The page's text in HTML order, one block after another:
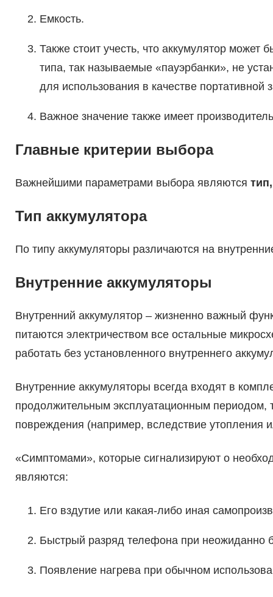
Емкость.
Также стоит учесть, что аккумулятор
типа, так называемые «пауэрбанки», не
для использования в качестве портативной
Важное значение также имеет
Главные критерии выбора
Важнейшими параметрами выбора являются
Тип аккумулятора
По типу аккумуляторы различаются на
Внутренние аккумуляторы
Внутренний аккумулятор – жизненно важный
питаются электричеством все остальные
работать без установленного внутреннего
Внутренние аккумуляторы всегда входят в
продолжительным эксплуатационным периодом,
повреждения (например, вследствие утопления
«Симптомами», которые сигнализируют о
являются:
Его вздутие или какая-либо иная
Быстрый разряд телефона при неожиданно
Появление нагрева при обычном